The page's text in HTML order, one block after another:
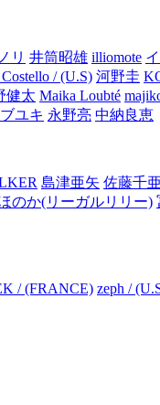
リ 井筒昭雄 illiomote
/ (U.S) 河野圭
健太 Maika Loubté
ユキ 永野亮 中納良恵
島津亜矢 佐藤千
のか(リーガルリリー)
/ (FRANCE) zeph /